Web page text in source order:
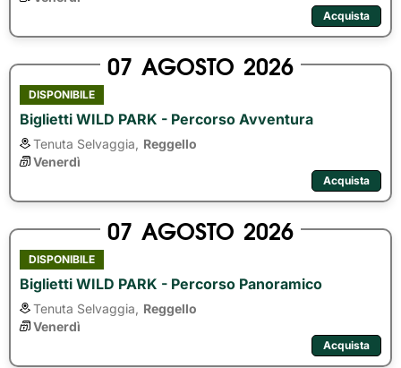
Acquista
07 AGOSTO 2026
DISPONIBILE
Biglietti WILD PARK - Percorso Avventura
Tenuta Selvaggia,
Reggello
Venerdì
Acquista
07 AGOSTO 2026
DISPONIBILE
Biglietti WILD PARK - Percorso Panoramico
Tenuta Selvaggia,
Reggello
Venerdì
Acquista